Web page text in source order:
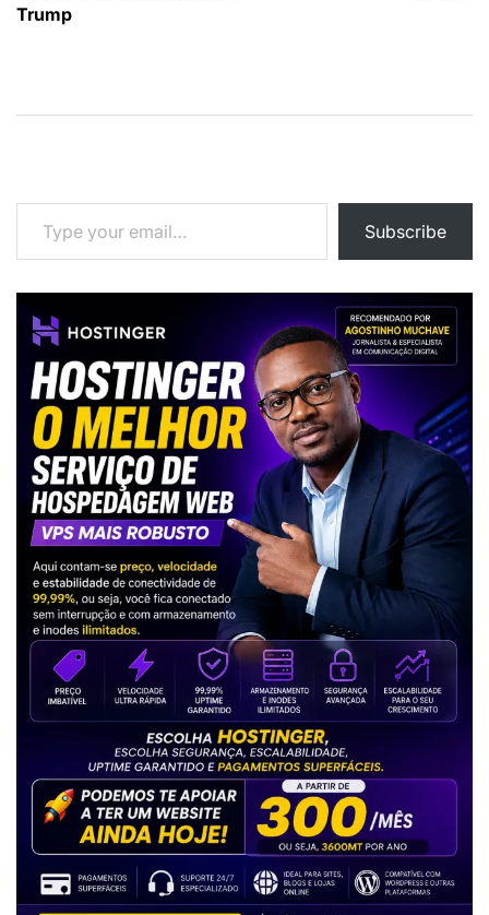
Trump
Type your email…
Subscribe